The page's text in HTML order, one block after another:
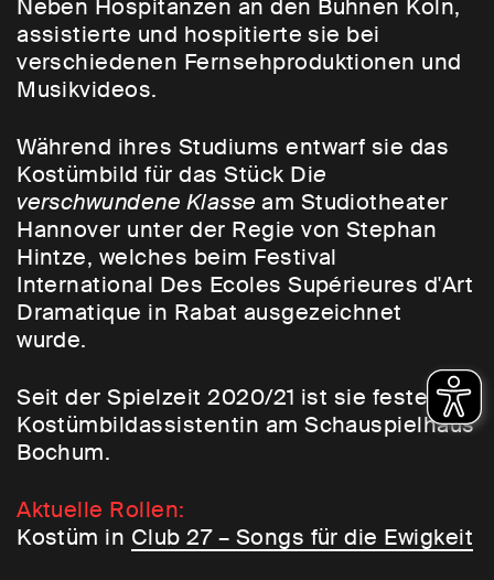
Neben Hospitanzen an den Bühnen Köln,
assistierte und hospitierte sie bei
verschiedenen Fernsehproduktionen und
Musikvideos.
Während ihres Studiums entwarf sie das
Kostümbild für das Stück Die
verschwundene Klasseam Studiotheater
Hannover unter der Regie von Stephan
Hintze, welches beim Festival
International Des Ecoles Supérieures d'Art
Dramatique in Rabat ausgezeichnet
wurde.
Seit der Spielzeit 2020/21 ist sie feste
Kostümbildassistentin am Schauspielhaus
Bochum.
Aktuelle Rollen:
Kostüm in Club 27 – Songs für die Ewigkeit